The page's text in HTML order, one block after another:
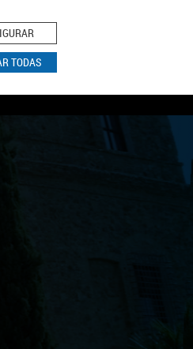
TODAS
de Cookies
BUSCAR